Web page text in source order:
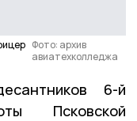
Фото: архив
авиатехколледжа
6-й
Псковской